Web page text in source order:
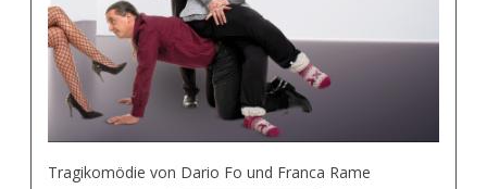
Tragikomödie von Dario Fo und Franca Rame